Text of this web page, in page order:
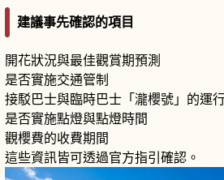
建議事先確認的項目
開花狀況與最佳觀賞期預測
是否實施交通管制
接駁巴士與臨時巴士「瀧櫻號」的運
是否實施點燈與點燈時間
觀櫻費的收費期間
這些資訊皆可透過官方指引確認。